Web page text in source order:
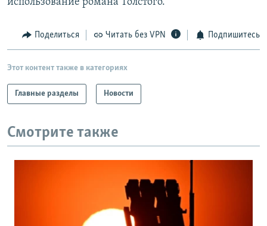
СОЦИАЛЬНЫЕ СЕТИ
Все сайты РСЕ/РС
Поделиться Читать без VPN Подпишитесь
Этот контент также в категориях
Главные разделы Новости
Смотрите также